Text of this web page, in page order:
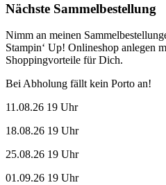
Nächste Sammelbestellung
Nimm an meinen
Stampin‘ Up! Onlineshop anlegen
Shoppingvorteile für Dich.
Bei Abholung fällt kein Porto an!
11.08.26 19 Uhr
18.08.26 19 Uhr
25.08.26 19 Uhr
01.09.26 19 Uhr